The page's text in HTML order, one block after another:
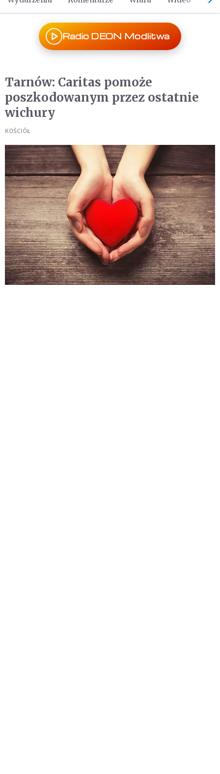
Radio DEON Modlitwa
Tarnów: Caritas pomoże
poszkodowanym przez ostatnie
wichury
KOŚCIÓŁ